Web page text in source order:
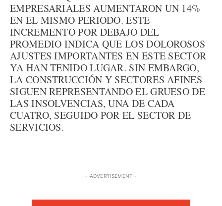
EMPRESARIALES AUMENTARON UN 14%
EN EL MISMO PERIODO. ESTE
INCREMENTO POR DEBAJO DEL
PROMEDIO INDICA QUE LOS DOLOROSOS
AJUSTES IMPORTANTES EN ESTE SECTOR
YA HAN TENIDO LUGAR. SIN EMBARGO,
LA CONSTRUCCIÓN Y SECTORES AFINES
SIGUEN REPRESENTANDO EL GRUESO DE
LAS INSOLVENCIAS, UNA DE CADA
CUATRO, SEGUIDO POR EL SECTOR DE
SERVICIOS.
- ADVERTISEMENT -